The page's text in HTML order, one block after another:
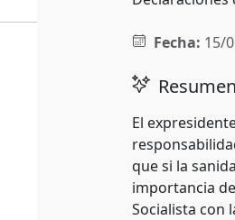
Fecha: 15/
El
que si la
importancia
Socialista con